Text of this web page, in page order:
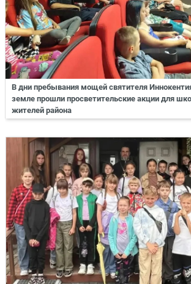
В дни пребывания мощей святителя
земле прошли просветительские акции для
жителей района